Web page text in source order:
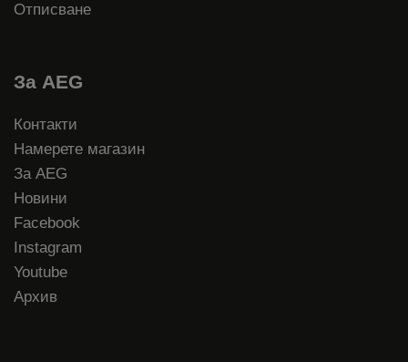
Отписване
За AEG
Контакти
Намерете магазин
За AEG
Новини
Facebook
Instagram
Youtube
Архив